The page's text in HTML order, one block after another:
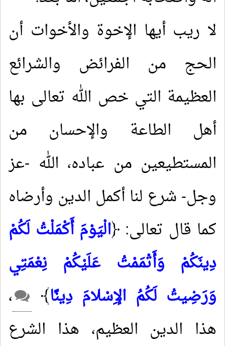
لا ريب أيها الإخوة والأخوات أن
الحج من الفرائض والشرائع
العظيمة التي خص الله تعالى بها
أهل الطاعة والإحسان من
المستطيعين من عباده، الله -عز
وجل- شرع لنا أكمل الدين وأرضاه
كما قال تعالى: ﴿الْيَوْمَ أَكْمَلْتُ لَكُمْ
دِينَكُمْ وَأَتْمَمْتُ عَلَيْكُمْ نِعْمَتِي
وَرَضِيتُ لَكُمُ الإِسْلامَ دِينًا﴾
،
هذا الدين العظيم، هذا الشرع